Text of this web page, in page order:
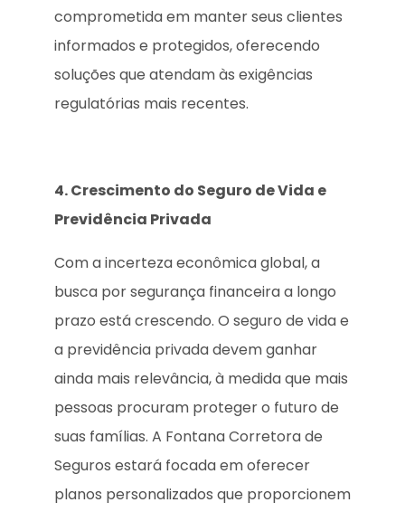
comprometida em manter seus clientes
informados e protegidos, oferecendo
soluções que atendam às exigências
regulatórias mais recentes.
4. Crescimento do Seguro de Vida e
Previdência Privada
Com a incerteza econômica global, a
busca por segurança financeira a longo
prazo está crescendo. O seguro de vida e
a previdência privada devem ganhar
ainda mais relevância, à medida que mais
pessoas procuram proteger o futuro de
suas famílias. A Fontana Corretora de
Seguros estará focada em oferecer
planos personalizados que proporcionem